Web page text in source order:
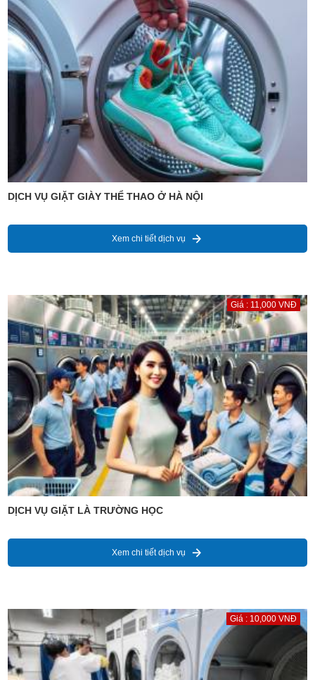
DỊCH VỤ GIẶT GIÀY THỂ THAO Ở HÀ NỘI
Xem chi tiết dịch vụ
Giá : 11,000 VNĐ
DỊCH VỤ GIẶT LÀ TRƯỜNG HỌC
Xem chi tiết dịch vụ
Giá : 10,000 VNĐ